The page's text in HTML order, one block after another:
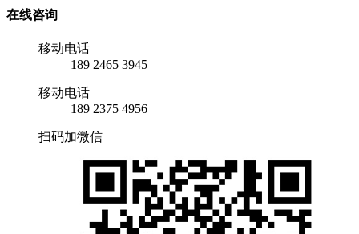
在线咨询
移动电话
189 2465 3945
移动电话
189 2375 4956
扫码加微信